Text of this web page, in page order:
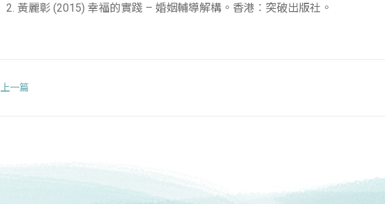
黃麗彰 (2015) 幸福的實踐 – 婚姻輔導解構。香港︰突破出版社。
上一篇